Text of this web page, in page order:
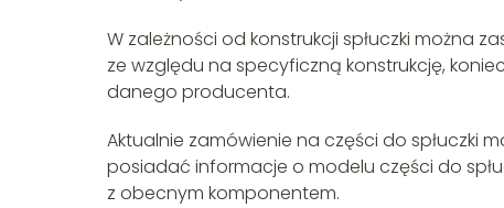
W zależności od konstrukcji spłuczki można
ze względu na specyficzną konstrukcję,
danego producenta.
Aktualnie zamówienie na części do spłuczki
posiadać informacje o modelu części do
z obecnym komponentem.